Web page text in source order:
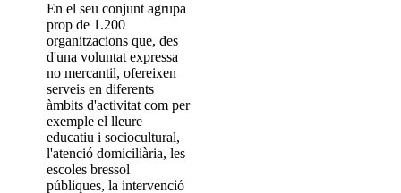
En el seu conjunt agrupa
prop de 1.200
organitzacions que, des
d'una voluntat expressa
no mercantil, ofereixen
serveis en diferents
àmbits d'activitat com per
exemple el lleure
educatiu i sociocultural,
l'atenció domiciliària, les
escoles bressol
públiques, la intervenció